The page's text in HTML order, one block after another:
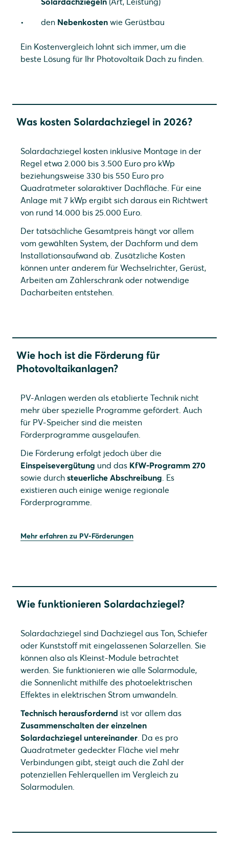
den Nebenkosten wie Gerüstbau
Ein Kostenvergleich lohnt sich immer, um die
beste Lösung für Ihr Photovoltaik Dach zu finden.
Was kosten Solardachziegel in 2026?
Solardachziegel kosten inklusive Montage in der
Regel etwa 2.000 bis 3.500 Euro pro kWp
beziehungsweise 330 bis 550 Euro pro
Quadratmeter solaraktiver Dachfläche. Für eine
Anlage mit 7 kWp ergibt sich daraus ein Richtwert
von rund 14.000 bis 25.000 Euro.
Der tatsächliche Gesamtpreis hängt vor allem
vom gewählten System, der Dachform und dem
Installationsaufwand ab. Zusätzliche Kosten
können unter anderem für Wechselrichter, Gerüst,
Arbeiten am Zählerschrank oder notwendige
Dacharbeiten entstehen.
Wie hoch ist die Förderung für
Photovoltaikanlagen?
PV-Anlagen werden als etablierte Technik nicht
mehr über spezielle Programme gefördert. Auch
für PV-Speicher sind die meisten
Förderprogramme ausgelaufen.
Die Förderung erfolgt jedoch über die
Einspeisevergütung und das KfW-Programm 270
sowie durch steuerliche Abschreibung . Es
existieren auch einige wenige regionale
Förderprogramme.
Mehr erfahren zu PV-Förderungen
Wie funktionieren Solardachziegel?
Solardachziegel sind Dachziegel aus Ton, Schiefer
oder Kunststoff mit eingelassenen Solarzellen. Sie
können also als Kleinst-Module betrachtet
werden. Sie funktionieren wie alle Solarmodule,
die Sonnenlicht mithilfe des photoelektrischen
Effektes in elektrischen Strom umwandeln.
Technisch herausfordernd ist vor allem das
Zusammenschalten der einzelnen
Solardachziegel untereinander . Da es pro
Quadratmeter gedeckter Fläche viel mehr
Verbindungen gibt, steigt auch die Zahl der
potenziellen Fehlerquellen im Vergleich zu
Solarmodulen.